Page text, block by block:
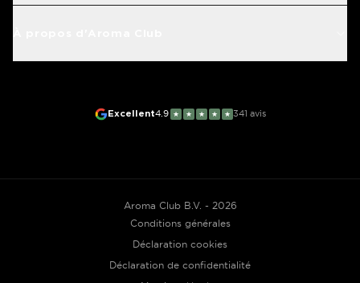
Excellent4.9 ★ ★ ★ ★ ★ 341 avis
Aroma Club B.V. - 2026
Conditions générales
Déclaration cookies
Déclaration de confidentialité